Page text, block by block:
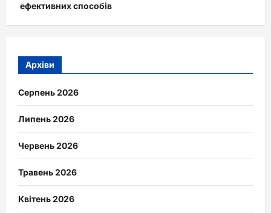
ефективних способів
Архіви
Серпень 2026
Липень 2026
Червень 2026
Травень 2026
Квітень 2026